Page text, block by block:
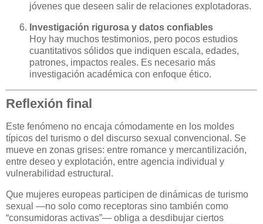
jóvenes que deseen salir de relaciones explotadoras.
Investigación rigurosa y datos confiables
Hoy hay muchos testimonios, pero pocos estudios
cuantitativos sólidos que indiquen escala, edades,
patrones, impactos reales. Es necesario más
investigación académica con enfoque ético.
Reflexión final
Este fenómeno no encaja cómodamente en los moldes
típicos del turismo o del discurso sexual convencional. Se
mueve en zonas grises: entre romance y mercantilización,
entre deseo y explotación, entre agencia individual y
vulnerabilidad estructural.
Que mujeres europeas participen de dinámicas de turismo
sexual —no solo como receptoras sino también como
“consumidoras activas”— obliga a desdibujar ciertos